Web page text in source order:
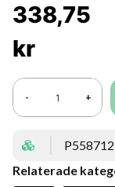
338,75
kr
- +
P558712
Relaterade